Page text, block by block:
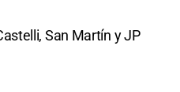
San Martín y JP